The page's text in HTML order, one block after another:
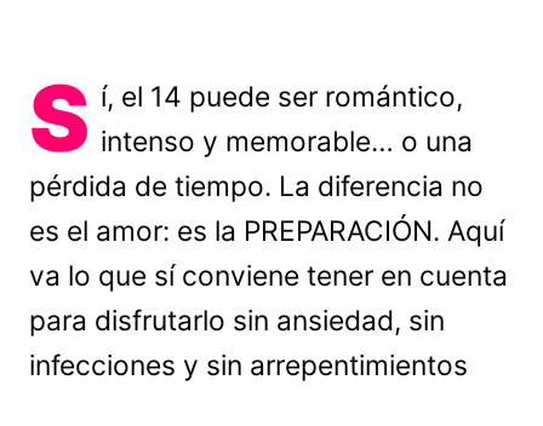
S í, el 14 puede ser romántico,
intenso y memorable… o una
pérdida de tiempo. La diferencia no
es el amor: es la PREPARACIÓN. Aquí
va lo que sí conviene tener en cuenta
para disfrutarlo sin ansiedad, sin
infecciones y sin arrepentimientos